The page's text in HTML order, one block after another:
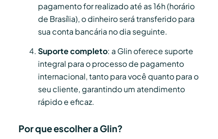
pagamento for realizado até as 16h (horário
de Brasília), o dinheiro será transferido para
sua conta bancária no dia seguinte.
Suporte completo: a Glin oferece suporte
integral para o processo de pagamento
internacional, tanto para você quanto para o
seu cliente, garantindo um atendimento
rápido e eficaz.
Por que escolher a Glin?